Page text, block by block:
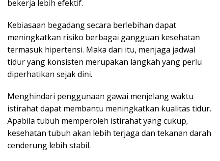
bekerja lebih efektif.
Kebiasaan begadang secara berlebihan dapat
meningkatkan risiko berbagai gangguan kesehatan
termasuk hipertensi. Maka dari itu, menjaga jadwal
tidur yang konsisten merupakan langkah yang perlu
diperhatikan sejak dini.
Menghindari penggunaan gawai menjelang waktu
istirahat dapat membantu meningkatkan kualitas tidur.
Apabila tubuh memperoleh istirahat yang cukup,
kesehatan tubuh akan lebih terjaga dan tekanan darah
cenderung lebih stabil.